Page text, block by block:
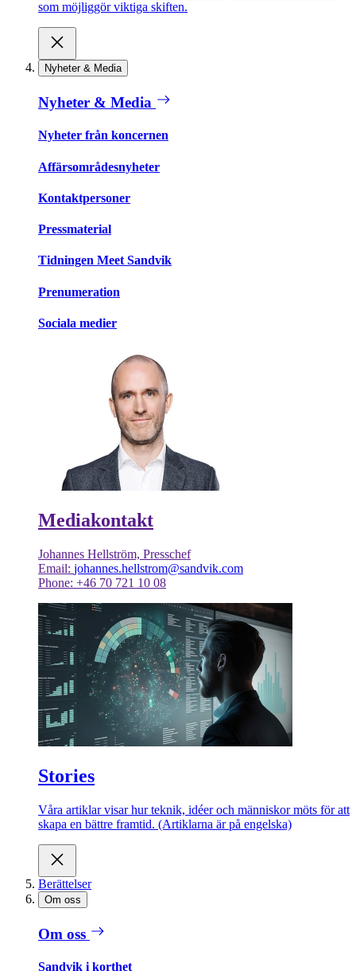
som möjliggör viktiga skiften.
Nyheter & Media
Nyheter & Media
Nyheter från koncernen
Affärsområdesnyheter
Kontaktpersoner
Pressmaterial
Tidningen Meet Sandvik
Prenumeration
Sociala medier
Mediakontakt
Johannes Hellström, Presschef
Email: johannes.hellstrom@sandvik.com
Phone: +46 70 721 10 08
Stories
Våra artiklar visar hur teknik, idéer och människor möts för att
skapa en bättre framtid. (Artiklarna är på engelska)
Berättelser
Om oss
Om oss
Sandvik i korthet